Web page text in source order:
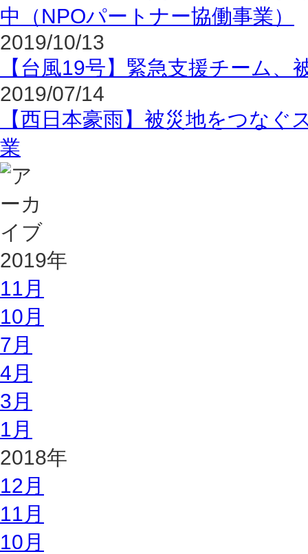
中（NPOパートナー協働事業）
2019/10/13
【台風19号】緊急支援チーム、
2019/07/14
【西日本豪雨】被災地をつな
業
2019年
11月
10月
7月
4月
3月
1月
2018年
12月
11月
10月